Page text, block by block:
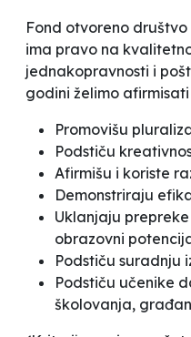
Fond otvoreno
ima pravo na
jednakopravnosti i
godini želimo
Promovišu
Podstiču
Afirmišu i koriste
Demonstriraju
Uklanjaju
obrazovni
Podstiču suradnju
Podstiču učenike
školovanja,